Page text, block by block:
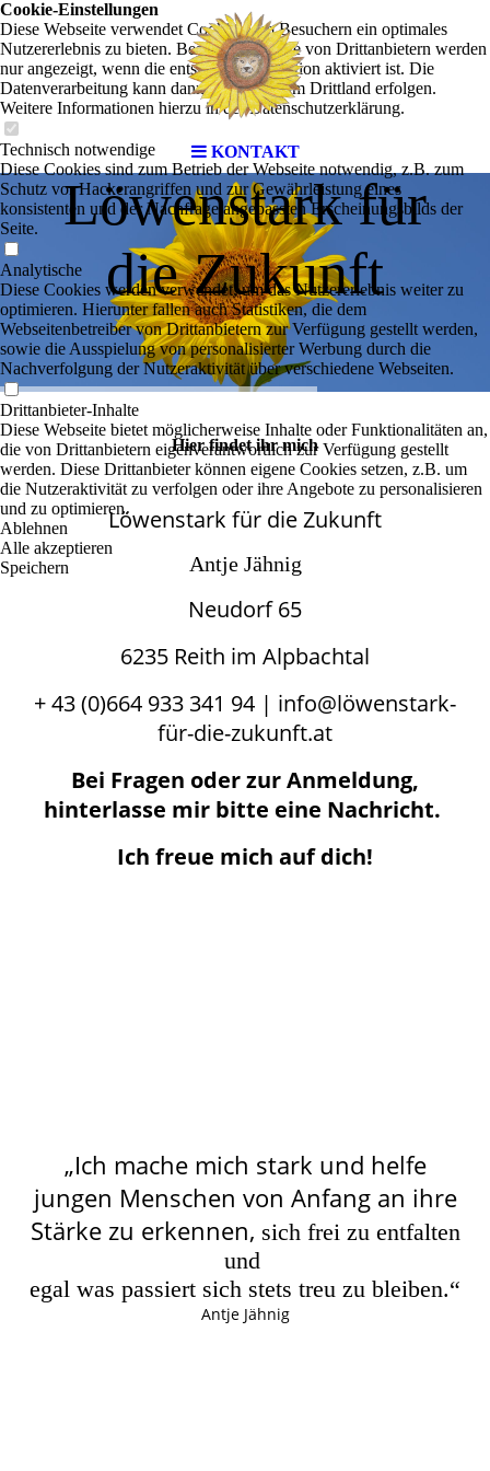
KONTAKT
Löwenstark für
die Zukunft
Hier findet ihr mich
Löwenstark für die Zukunft
Antje Jähnig
Neudorf 65
6235 Reith im Alpbachtal
+ 43 (0)664 933 341 94 | info@löwenstark-
für-die-zukunft.at
Bei Fragen oder zur Anmeldung,
hinterlasse mir bitte eine Nachricht.
Ich freue mich auf dich!
„Ich mache mich stark und helfe
jungen Menschen von Anfang an ihre
Stärke zu erkennen, sich frei zu entfalten
und
egal was passiert sich stets treu zu bleiben.“
Antje Jähnig
Cookie-Einstellungen
Diese Webseite verwendet Cookies, um Besuchern ein optimales
Nutzererlebnis zu bieten. Bestimmte Inhalte von Drittanbietern werden
nur angezeigt, wenn die entsprechende Option aktiviert ist. Die
Datenverarbeitung kann dann auch in einem Drittland erfolgen.
Weitere Informationen hierzu in der Datenschutzerklärung.
Technisch notwendige
Diese Cookies sind zum Betrieb der Webseite notwendig, z.B. zum
Schutz vor Hackerangriffen und zur Gewährleistung eines
konsistenten und der Nachfrage angepassten Erscheinungsbilds der
Seite.
Analytische
Diese Cookies werden verwendet, um das Nutzererlebnis weiter zu
optimieren. Hierunter fallen auch Statistiken, die dem
Webseitenbetreiber von Drittanbietern zur Verfügung gestellt werden,
sowie die Ausspielung von personalisierter Werbung durch die
Nachverfolgung der Nutzeraktivität über verschiedene Webseiten.
Drittanbieter-Inhalte
Diese Webseite bietet möglicherweise Inhalte oder Funktionalitäten an,
die von Drittanbietern eigenverantwortlich zur Verfügung gestellt
werden. Diese Drittanbieter können eigene Cookies setzen, z.B. um
die Nutzeraktivität zu verfolgen oder ihre Angebote zu personalisieren
und zu optimieren.
Ablehnen
Alle akzeptieren
Speichern